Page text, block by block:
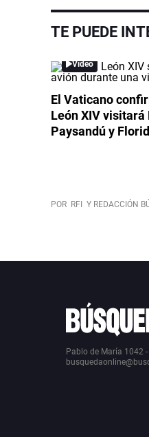
TE PUEDE
Video
El Vaticano
León XIV
Paysandú y
POR RFI Y REDACCIÓN
Pablo de María 1042